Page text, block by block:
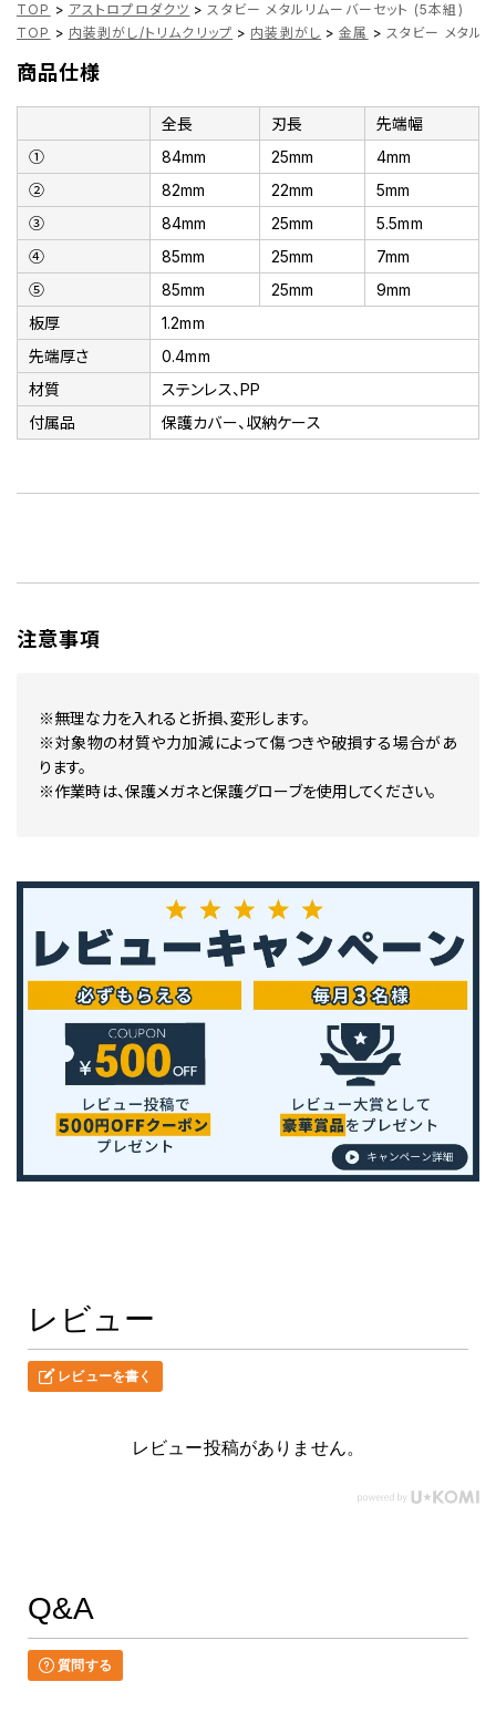
TOP > アストロプロダクツ > スタビー メタルリムーバーセット (5本組)
TOP > 内装剥がし/トリムクリップ > 内装剥がし > 金属 > スタビー メタル
商品仕様
全長 刃長
先端幅
➀
84mm 25mm
4mm
➁
82mm 22mm
5mm
➂
84mm 25mm
5.5mm
➃
85mm 25mm
7mm
➄
85mm 25mm
9mm
板厚
1.2mm
先端厚さ
0.4mm
材質
ステンレス、PP
付属品
保護カバー、収納ケース
注意事項
※無理な力を入れると折損、変形します。
※対象物の材質や力加減によって傷つきや破損する場合があ
ります。
※作業時は、保護メガネと保護グローブを使用してください。
レビュー
レビューを書く
レビュー投稿がありません。
Q&A
質問する